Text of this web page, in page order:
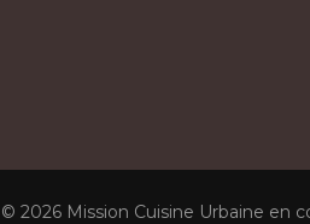
2026 Mission Cuisine Urbaine en